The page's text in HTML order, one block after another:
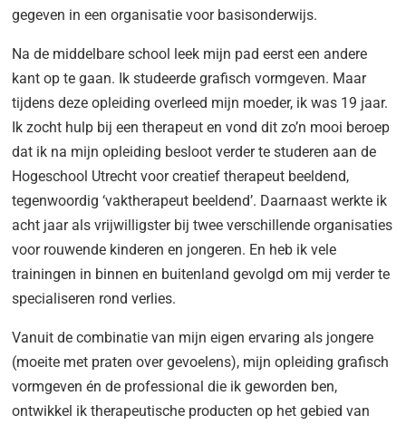
gegeven in een organisatie voor basisonderwijs.
Na de middelbare school leek mijn pad eerst een andere
kant op te gaan. Ik studeerde grafisch vormgeven. Maar
tijdens deze opleiding overleed mijn moeder, ik was 19 jaar.
Ik zocht hulp bij een therapeut en vond dit zo’n mooi beroep
dat ik na mijn opleiding besloot verder te studeren aan de
Hogeschool Utrecht voor creatief therapeut beeldend,
tegenwoordig ‘vaktherapeut beeldend’. Daarnaast werkte ik
acht jaar als vrijwilligster bij twee verschillende organisaties
voor rouwende kinderen en jongeren. En heb ik vele
trainingen in binnen en buitenland gevolgd om mij verder te
specialiseren rond verlies.
Vanuit de combinatie van mijn eigen ervaring als jongere
(moeite met praten over gevoelens), mijn opleiding grafisch
vormgeven én de professional die ik geworden ben,
ontwikkel ik therapeutische producten op het gebied van